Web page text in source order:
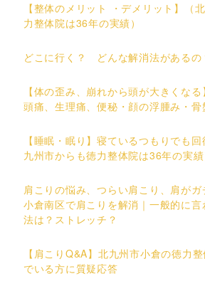
【整体のメリット ・デメリット】（
力整体院は36年の実績）
どこに行く？ どんな解消法があるの
【体の歪み、崩れから頭が大きくなる
頭痛、生理痛、便秘・顔の浮腫み・
【睡眠・眠り】寝ているつもりでも
九州市からも徳力整体院は36年の実績
肩こりの悩み、つらい肩こり、肩がガ
小倉南区で肩こりを解消｜一般的に
法は？ストレッチ？
【肩こりQ&A】北九州市小倉の徳力
でいる方に質疑応答